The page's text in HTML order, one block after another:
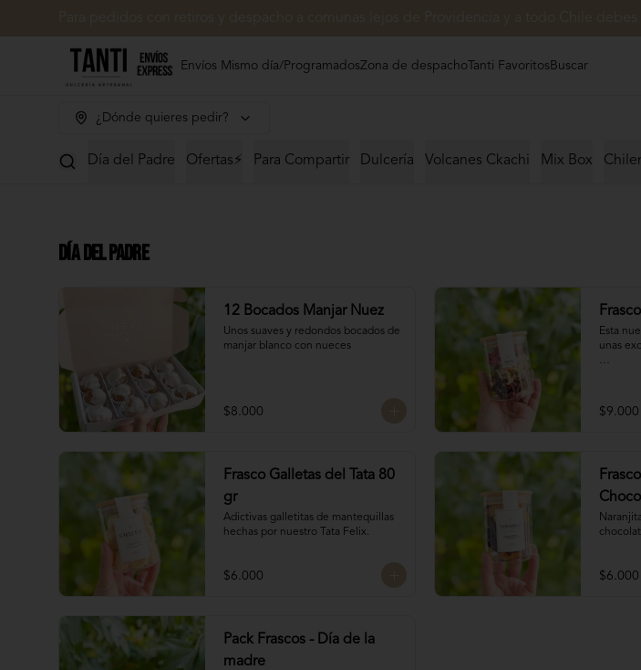
Envíos Mismo día/ProgramadosZona de despacho Tanti Favoritos Buscar
¿Dónde quieres pedir?
Día del Padre Ofertas⚡ Para Compartir Dulcería Volcanes Ckachi Mix Box
Día del Padre
12 Bocados Manjar Nuez
Unos suaves y redondos bocados de
manjar blanco con nueces
$8.000
Esta
unas
con
$9.000
Frasco Galletas del Tata 80
gr
Adictivas galletitas de mantequillas
hechas por nuestro Tata Felix.
$6.000 $6.000
Pack Frascos - Día de la
madre